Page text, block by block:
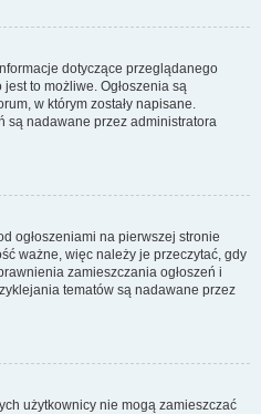
dotyczące przeglądanego
to możliwe. Ogłoszenia są
w którym zostały napisane.
są nadawane przez administratora
ogłoszeniami na pierwszej stronie
ważne, więc należy je przeczytać, gdy
zamieszczania ogłoszeń i
tematów są nadawane przez
użytkownicy nie mogą zamieszczać